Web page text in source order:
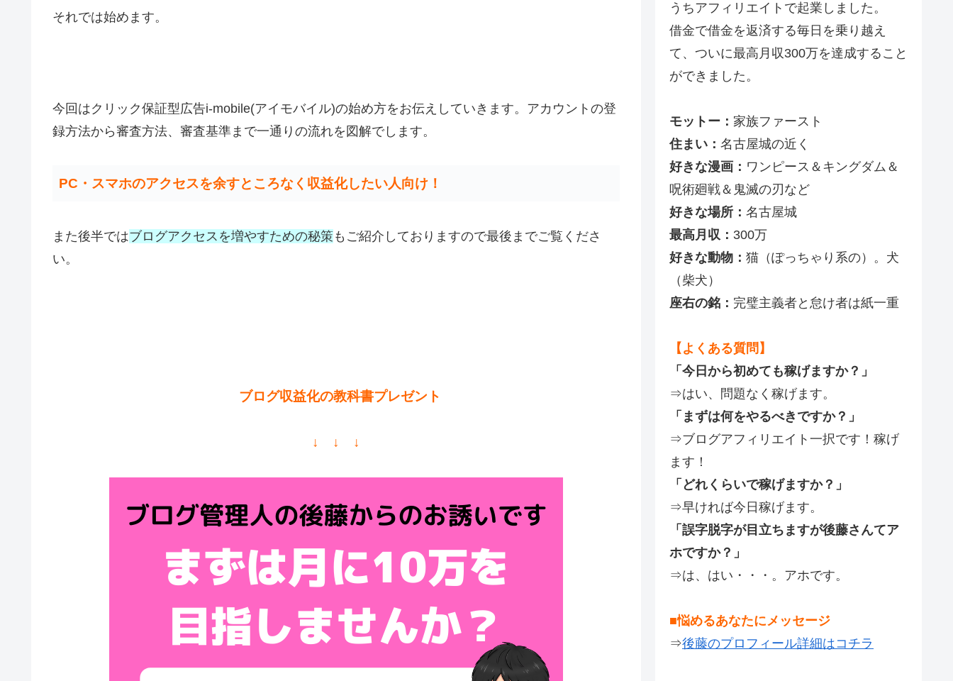
それでは始めます。
今回はクリック保証型広告i-mobile(アイモバイル)の始め方をお伝えしていきます。アカウントの登
録方法から審査方法、審査基準まで一通りの流れを図解でします。
PC・スマホのアクセスを余すところなく収益化したい人向け！
また後半ではブログアクセスを増やすための秘策もご紹介しておりますので最後までご覧くださ
い。
ブログ収益化の教科書プレゼント
↓ ↓ ↓
うちアフィリエイトで起業しました。
借金で借金を返済する毎日を乗り越え
て、ついに最高月収300万を達成すること
ができました。
モットー： 家族ファースト
住まい： 名古屋城の近く
好きな漫画： ワンピース＆キングダム＆
呪術廻戦＆鬼滅の刃など
好きな場所： 名古屋城
最高月収： 300万
好きな動物： 猫（ぽっちゃり系の）。犬
（柴犬）
座右の銘： 完璧主義者と怠け者は紙一重
【よくある質問】
「今日から初めても稼げますか？」
⇒はい、問題なく稼げます。
「まずは何をやるべきですか？」
⇒ブログアフィリエイト一択です！稼げ
ます！
「どれくらいで稼げますか？」
⇒早ければ今日稼げます。
「誤字脱字が目立ちますが後藤さんてア
ホですか？」
⇒は、はい・・・。アホです。
■悩めるあなたにメッセージ
⇒後藤のプロフィール詳細はコチラ